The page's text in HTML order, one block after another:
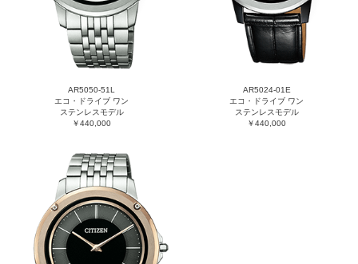
AR5050-51L
エコ・ドライブ ワン
ステンレスモデル
￥440,000
AR5024-01E
エコ・ドライブ ワン
ステンレスモデル
￥440,000